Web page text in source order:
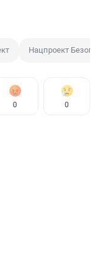
Нацпроект
0 0